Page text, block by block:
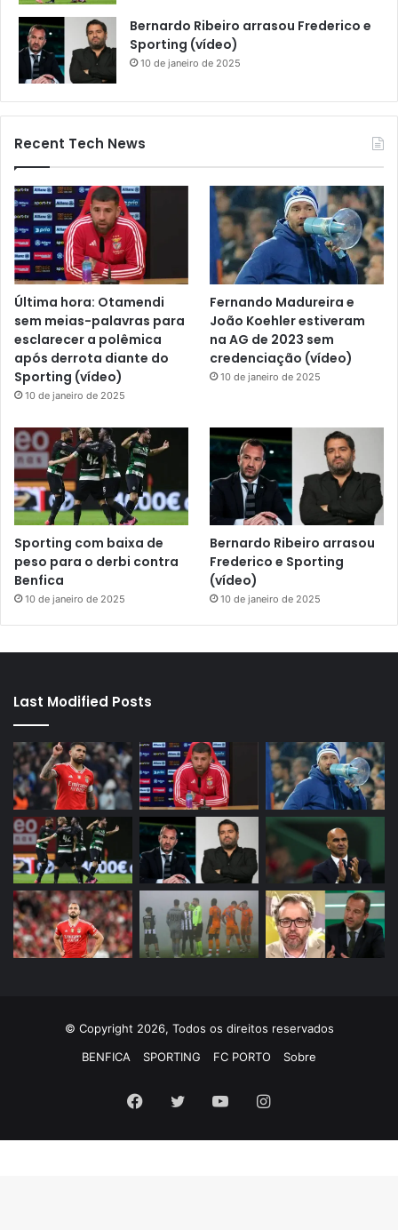
Bernardo Ribeiro arrasou Frederico e
Sporting (vídeo)
10 de janeiro de 2025
Recent Tech News
Última hora: Otamendi
sem meias-palavras para
esclarecer a polêmica
após derrota diante do
Sporting (vídeo)
10 de janeiro de 2025
Fernando Madureira e
João Koehler estiveram
na AG de 2023 sem
credenciação (vídeo)
10 de janeiro de 2025
Sporting com baixa de
peso para o derbi contra
Benfica
10 de janeiro de 2025
Bernardo Ribeiro arrasou
Frederico e Sporting
(vídeo)
10 de janeiro de 2025
Last Modified Posts
© Copyright 2026, Todos os direitos reservados
BENFICA
SPORTING FC PORTO Sobre
Facebook
TwitterYouTubeInstagram